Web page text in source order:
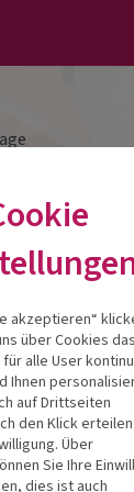
Berlin
beendet.
akzeptieren“
über Cookies das
alle User
Ihnen
auf Drittseiten
den Klick
Über
Sie Ihre
dies ist auch